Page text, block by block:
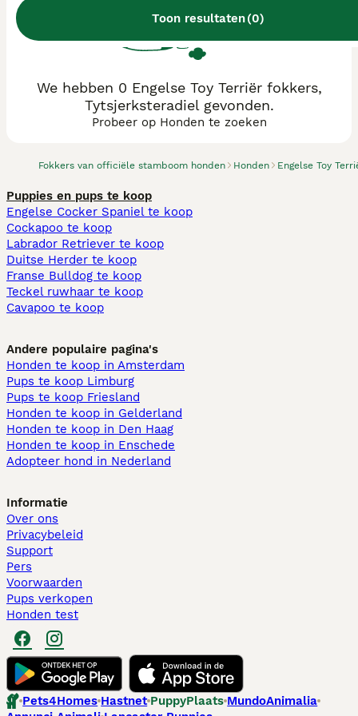
Toon resultaten(0)
Fokkers van officiële stamboom honden Honden Engelse Toy
We hebben 0 Engelse Toy Terriër fokkers,
Tytsjerksteradiel gevonden.
Probeer op Honden te zoeken
Puppies en pups te koop
Engelse Cocker Spaniel te koop
Cockapoo te koop
Labrador Retriever te koop
Duitse Herder te koop
Franse Bulldog te koop
Teckel ruwhaar te koop
Cavapoo te koop
Andere populaire pagina's
Honden te koop in Amsterdam
Pups te koop Limburg​
Pups te koop Friesland​
Honden te koop in Gelderland
Honden te koop in Den Haag
Honden te koop in Enschede
Adopteer hond in Nederland
Informatie
Over ons
Privacybeleid
Support
Pers
Voorwaarden
Pups verkopen
Honden test
Pets4Homes Hastnet PuppyPlaats MundoAnimalia